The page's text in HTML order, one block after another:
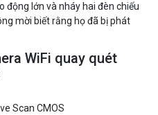
động lớn và nháy hai đèn chiếu
mời biết rằng họ đã bị phát
WiFi quay quét
Scan CMOS
1.080.000 đ